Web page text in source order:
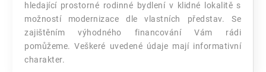
hledající prostorné rodinné bydlení v klidné lokalitě s
možností modernizace dle vlastních představ. Se
zajištěním výhodného financování Vám rádi
pomůžeme. Veškeré uvedené údaje mají informativní
charakter.